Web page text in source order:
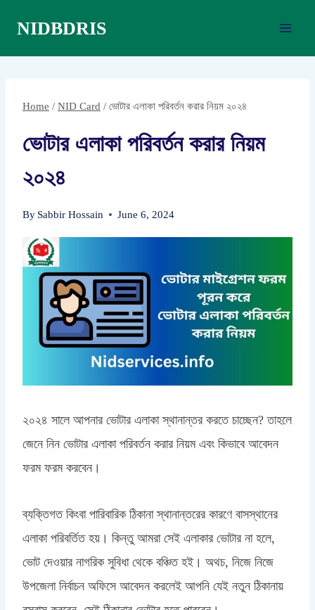
content
NIDBDRIS
Home / NID Card / ভোটার এলাকা পরিবর্তন করার নিয়ম ২০২৪
ভোটার এলাকা পরিবর্তন করার নিয়ম
২০২৪
By Sabbir Hossain June 6, 2024
২০২৪ সালে আপনার ভোটার এলাকা স্থানান্তর করতে চাচ্ছেন? তাহলে
জেনে নিন ভোটার এলাকা পরিবর্তন করার নিয়ম এবং কিভাবে আবেদন
ফরম ফরম করবেন।
ব্যক্তিগত কিংবা পারিবারিক ঠিকানা স্থানান্তরের কারণে বাসস্থানের
এলাকা পরিবর্তিত হয়। কিন্তু আমরা সেই এলাকার ভোটার না হলে,
ভোট দেওয়ার নাগরিক সুবিধা থেকে বঞ্চিত হই। অথচ, নিজে নিজে
উপজেলা নির্বাচন অফিসে আবেদন করলেই আপনি যেই নতুন ঠিকানায়